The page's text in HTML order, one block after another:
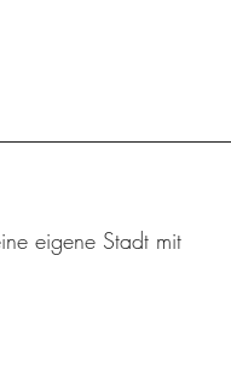
eigene Stadt mit